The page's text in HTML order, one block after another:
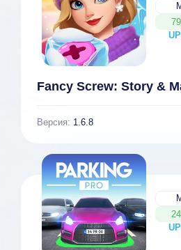
Fancy Screw: Story &
Версия: 1.6.8